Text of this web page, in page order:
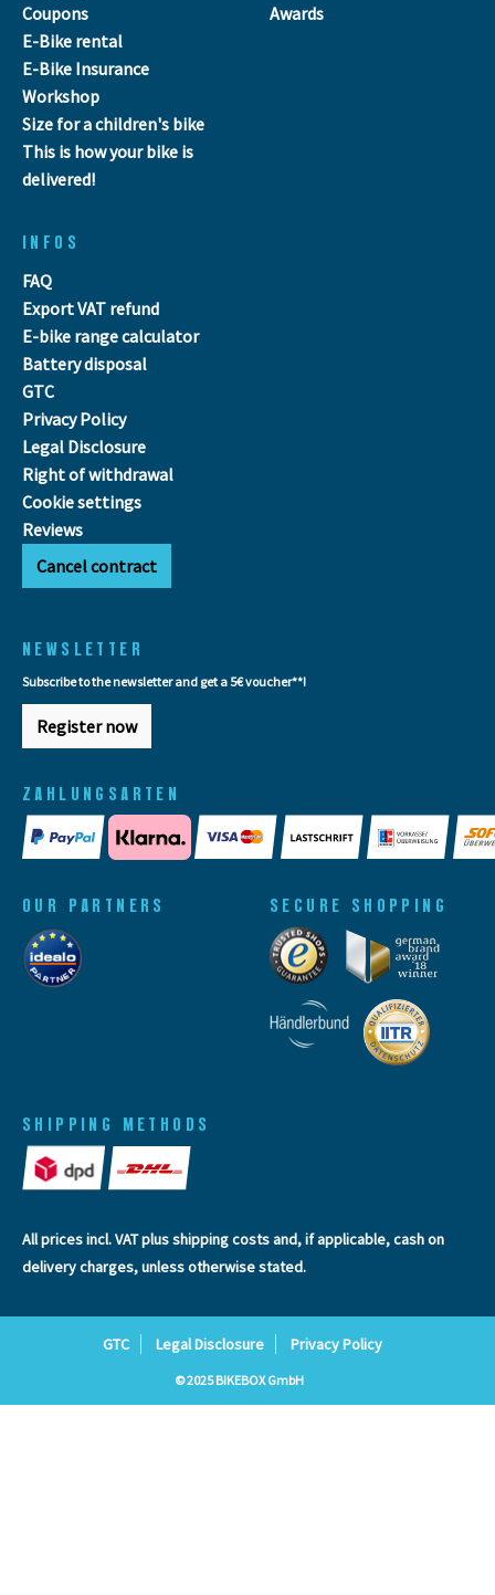
Coupons
E-Bike rental
E-Bike Insurance
Workshop
Size for a children's bike
This is how your bike is
delivered!
Awards
INFOS
FAQ
Export VAT refund
E-bike range calculator
Battery disposal
GTC
Privacy Policy
Legal Disclosure
Right of withdrawal
Cookie settings
Reviews
Cancel contract
NEWSLETTER
Subscribe to the newsletter and get a 5€ voucher**!
Register now
ZAHLUNGSARTEN
SHIPPING METHODS
OUR PARTNERS SECURE SHOPPING
All prices incl. VAT plusshipping costsand, if applicable, cash on
delivery charges, unless otherwise stated.
GTC Legal Disclosure Privacy Policy
© 2025 BIKEBOX GmbH